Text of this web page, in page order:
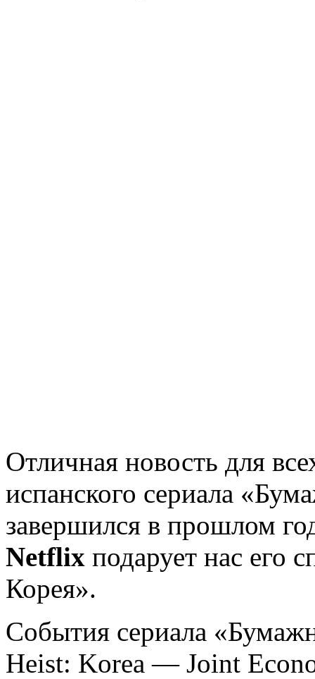
Отличная новость для
испанского сериала
завершился в прошлом
Netflix подарует нас
Корея».
События сериала
Heist: Korea — Joint